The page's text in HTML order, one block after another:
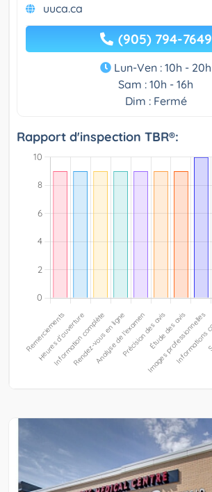
uuca.ca
(905) 794-7649
Lun-Ven : 10h - 20h
Sam : 10h - 16h
Dim : Fermé
Rapport d'inspection TBR®: